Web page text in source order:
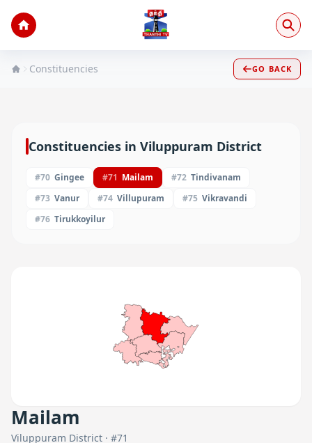
Constituencies GO BACK
Constituencies in Viluppuram District
#70 Gingee #71 Mailam #72 Tindivanam
#73 Vanur #74 Villupuram #75 Vikravandi
#76 Tirukkoyilur
Mailam
Viluppuram District · #71